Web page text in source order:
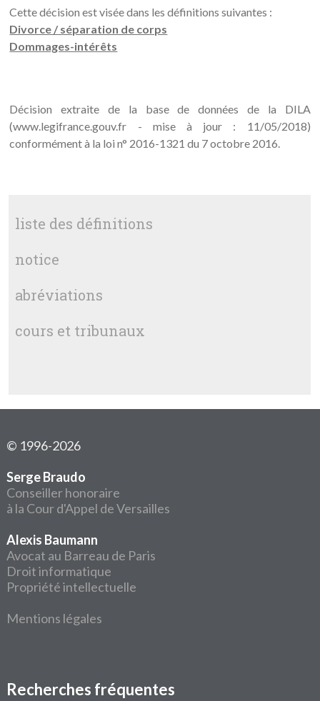
Cette décision est visée dans les définitions suivantes :
Divorce / séparation de corps
Dommages-intérêts
Décision extraite de la base de données de la DILA
(www.legifrance.gouv.fr - mise à jour : 11/05/2018)
conformément à la loi n° 2016-1321 du 7 octobre 2016.
liste des définitions
notice
abréviations
cours et tribunaux
© 1996-2026
Serge Braudo
Conseiller honoraire
à la Cour d'Appel de Versailles
Alexis Baumann
Avocat au Barreau de Paris
Droit informatique
Propriété intellectuelle
Mentions légales
Recherches fréquentes